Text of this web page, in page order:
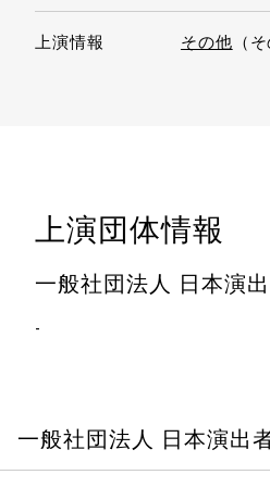
上演情報 その他 （
上演団体情報
一般社団法人 日本演
-
一般社団法人 日本演出